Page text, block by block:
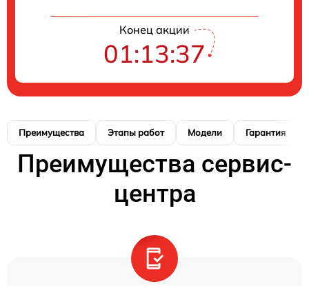
Конец акции
01:13:37
Преимущества Этапы работ Модели Гарантия
Преимущества сервис-
центра